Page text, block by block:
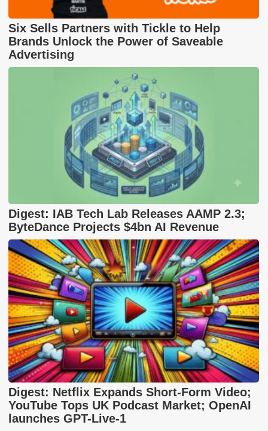
Six Sells Partners with Tickle to Help
Brands Unlock the Power of Saveable
Advertising
Digest: IAB Tech Lab Releases AAMP 2.3;
ByteDance Projects $4bn AI Revenue
Digest: Netflix Expands Short-Form Video;
YouTube Tops UK Podcast Market; OpenAI
launches GPT-Live-1